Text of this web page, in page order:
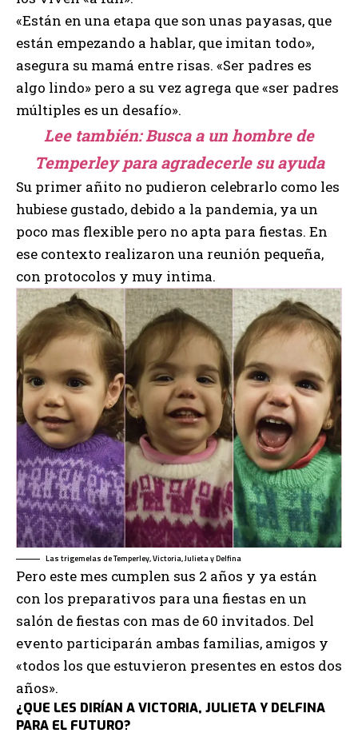
«Están en una etapa que son unas payasas, que
están empezando a hablar, que imitan todo»,
asegura su mamá entre risas. «Ser padres es
algo lindo» pero a su vez agrega que «ser padres
múltiples es un desafío».
Lee también:Busca a un hombre de
Temperley para agradecerle su ayuda
Su primer añito no pudieron celebrarlo como les
hubiese gustado, debido a la pandemia, ya un
poco mas flexible pero no apta para fiestas. En
ese contexto realizaron una reunión pequeña,
con protocolos y muy intima.
Las trigemelas de Temperley, Victoria, Julieta y Delfina
Pero este mes cumplen sus 2 años y ya están
con los preparativos para una fiestas en un
salón de fiestas con mas de 60 invitados. Del
evento participarán ambas familias, amigos y
«todos los que estuvieron presentes en estos dos
años».
¿QUE LES DIRÍAN A VICTORIA, JULIETA Y DELFINA
PARA EL FUTURO?